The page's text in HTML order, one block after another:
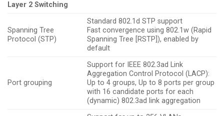
Layer 2 Switching
Spanning Tree
Protocol (STP)
Standard 802.1d STP support
Fast convergence using 802.1w (Rapid
Spanning Tree [RSTP]), enabled by
default
Port grouping
Support for IEEE 802.3ad Link
Aggregation Control Protocol (LACP):
Up to 4 groups, Up to 8 ports per group
with 16 candidate ports for each
(dynamic) 802.3ad link aggregation